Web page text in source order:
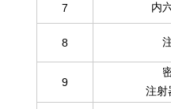
7 内
8
9
注射